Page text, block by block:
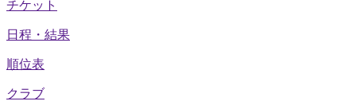
チケット
日程・結果
順位表
クラブ